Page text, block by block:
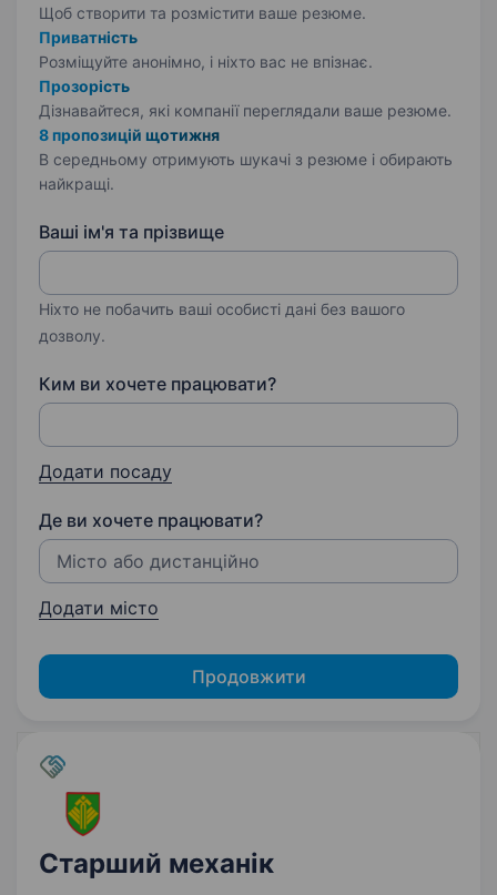
Щоб створити та розмістити ваше резюме.
Приватність
Розміщуйте анонімно, і ніхто вас не впізнає.
Прозорість
Дізнавайтеся, які компанії переглядали ваше резюме.
8 пропозицій щотижня
В середньому отримують шукачі з резюме і обирають
найкращі.
Ваші ім'я та прізвище
Ніхто не побачить ваші особисті дані без вашого
дозволу.
Ким ви хочете працювати?
Додати посаду
Де ви хочете працювати?
Додати місто
Продовжити
Старший механік